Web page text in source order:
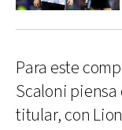
Para este
Scaloni
titular, con